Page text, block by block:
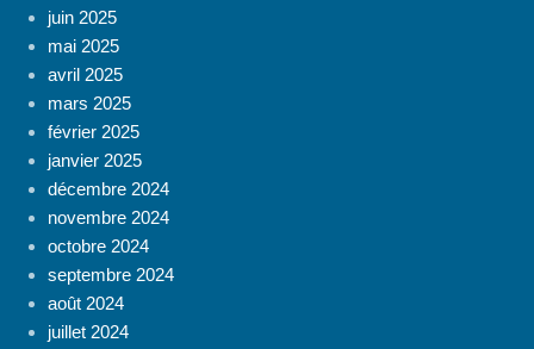
juin 2025
mai 2025
avril 2025
mars 2025
février 2025
janvier 2025
décembre 2024
novembre 2024
octobre 2024
septembre 2024
août 2024
juillet 2024